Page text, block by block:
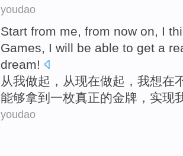
youdao
Start from me, from now on, I
Games, I will be able to get a
dream!
从我做起 ，从现在做起， 我想在
能够拿到 一枚真正的金牌 ， 实现
youdao